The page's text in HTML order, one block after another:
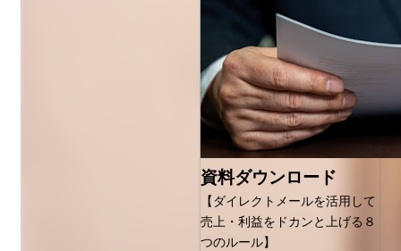
資料ダウンロード
【ダイレクトメールを活用して
売上・利益をドカンと上げる８
つのルール】